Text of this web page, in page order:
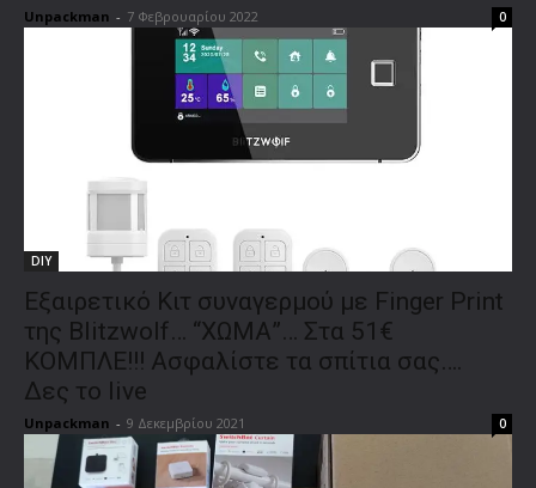
Unpackman - 7 Φεβρουαρίου 2022 0
DIY
Εξαιρετικό Κιτ συναγερμού με Finger Print
της Blitzwolf… “XΩΜΑ”… Στα 51€
ΚΟΜΠΛΕ!!! Ασφαλίστε τα σπίτια σας….
Δες το live
Unpackman - 9 Δεκεμβρίου 2021 0